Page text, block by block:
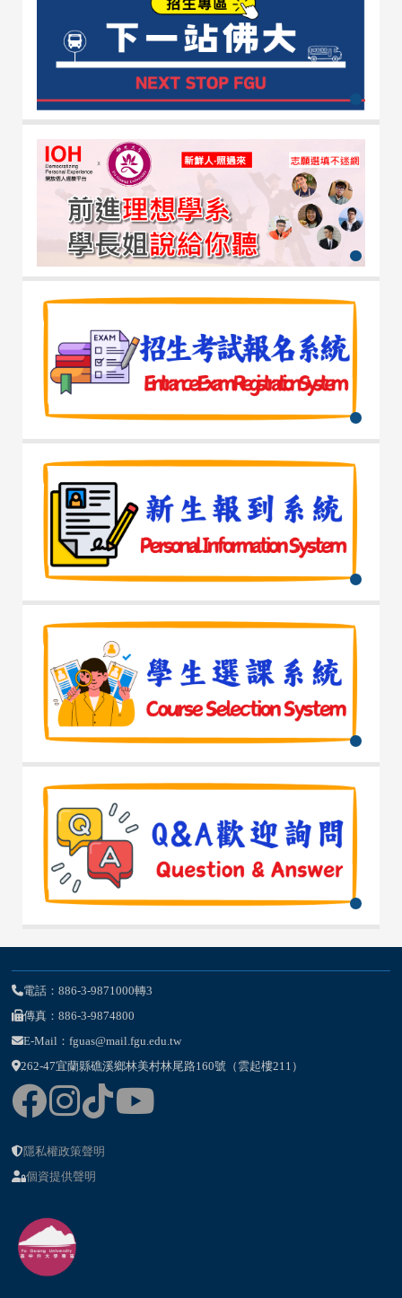
電話：886-3-9871000轉3
傳真：886-3-9874800
E-Mail：fguas@mail.fgu.edu.tw
262-47宜蘭縣礁溪鄉林美村林尾路160號（雲起樓211）
隱私權政策聲明
個資提供聲明